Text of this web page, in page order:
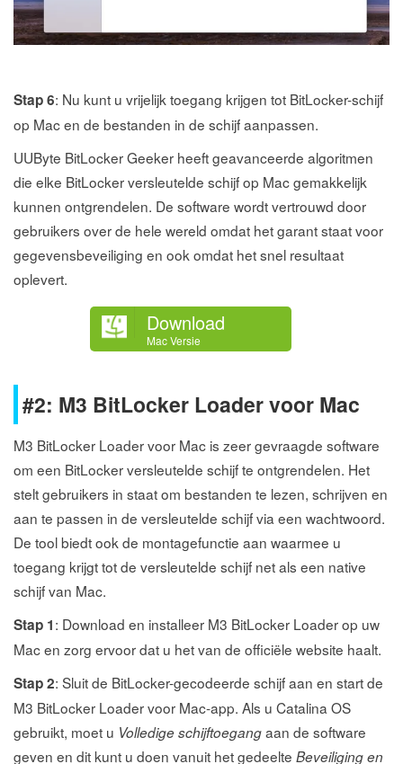
Stap 6: Nu kunt u vrijelijk toegang krijgen tot BitLocker-schijf
op Mac en de bestanden in de schijf aanpassen.
UUByte BitLocker Geeker heeft geavanceerde algoritmen
die elke BitLocker versleutelde schijf op Mac gemakkelijk
kunnen ontgrendelen. De software wordt vertrouwd door
gebruikers over de hele wereld omdat het garant staat voor
gegevensbeveiliging en ook omdat het snel resultaat
oplevert.
Download
Mac Versie
#2: M3 BitLocker Loader voor Mac
M3 BitLocker Loader voor Mac is zeer gevraagde software
om een BitLocker versleutelde schijf te ontgrendelen. Het
stelt gebruikers in staat om bestanden te lezen, schrijven en
aan te passen in de versleutelde schijf via een wachtwoord.
De tool biedt ook de montagefunctie aan waarmee u
toegang krijgt tot de versleutelde schijf net als een native
schijf van Mac.
Stap 1: Download en installeer M3 BitLocker Loader op uw
Mac en zorg ervoor dat u het van de officiële website haalt.
Stap 2: Sluit de BitLocker-gecodeerde schijf aan en start de
M3 BitLocker Loader voor Mac-app. Als u Catalina OS
gebruikt, moet u Volledige schijftoegangaan de software
geven en dit kunt u doen vanuit het gedeelte Beveiliging en